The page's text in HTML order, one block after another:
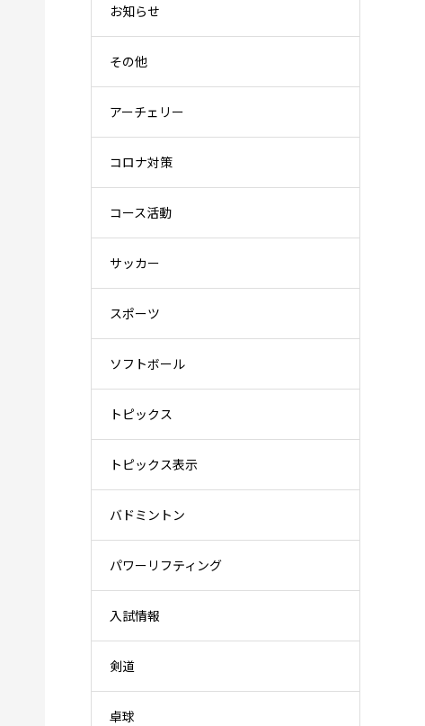
お知らせ
その他
アーチェリー
コロナ対策
コース活動
サッカー
スポーツ
ソフトボール
トピックス
トピックス表示
バドミントン
パワーリフティング
入試情報
剣道
卓球